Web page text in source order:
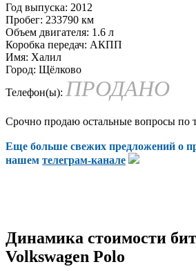
Год выпуска: 2012
Пробег: 233790 км
Объем двигателя: 1.6 л
Коробка передач: АКПП
Имя: Халил
Город: Щёлково
Телефон(ы): ПРОДАНО
Срочно продаю остальные вопросы по
Еще больше свежих предложений о
нашем телеграм-канале
Динамика стоимости
Volkswagen Polo